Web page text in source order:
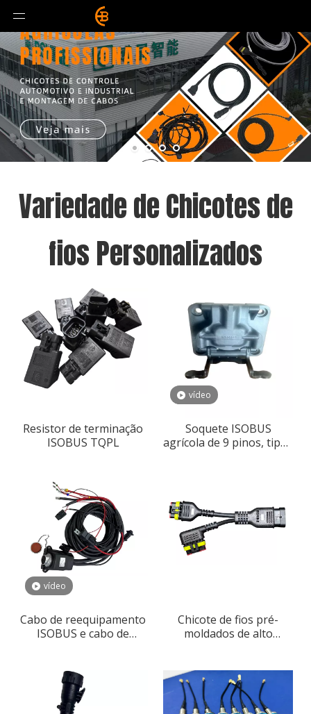
Variedade de Chicotes de
fios Personalizados
Resistor de terminação
ISOBUS TQPL
vídeo
Soquete ISOBUS
agrícola de 9 pinos, tipos
vídeo
Cabo de reequipamento
ISOBUS e cabo de
Chicote de fios pré-
moldados de alto
água